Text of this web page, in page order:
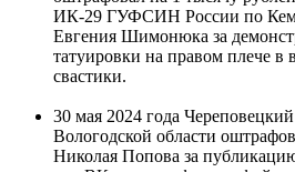
ИК-29 ГУФСИН России по
Евгения Шимонюка за
татуировки на правом плече в
свастики.
30 мая 2024 года
Вологодской области
Николая Попова за